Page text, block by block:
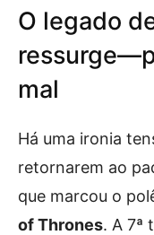
O legado
mal
Há uma ironia
retornarem ao
que marcou o
of Thrones. A 7ª